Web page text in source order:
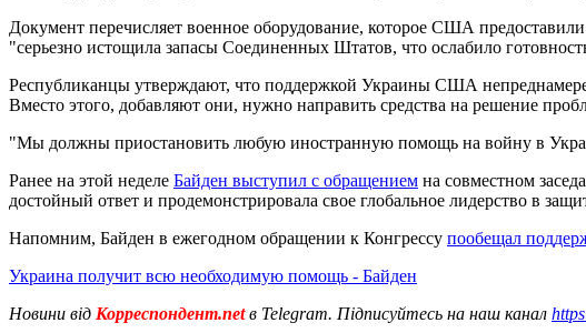
Документ перечисляет военное оборудование, которое США
"серьезно истощила запасы Соединенных Штатов, что ослабило
Республиканцы утверждают, что поддержкой Украины США
Вместо этого, добавляют они, нужно направить средства на решение
"Мы должны приостановить любую иностранную помощь на войну в
Ранее на этой неделе Байден выступил с обращением на совместном
достойный ответ и продемонстрировала свое глобальное лидерство в
Напомним, Байден в ежегодном обращении к Конгрессу пообещал
Украина получит всю необходимую помощь - Байден
Новини від Корреспондент.netв Telegram. Підписуйтесь на наш канал